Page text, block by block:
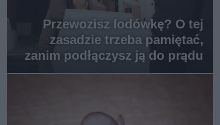
Przewozisz lodówkę? O tej
zasadzie trzeba pamiętać,
zanim podłączysz ją do prądu